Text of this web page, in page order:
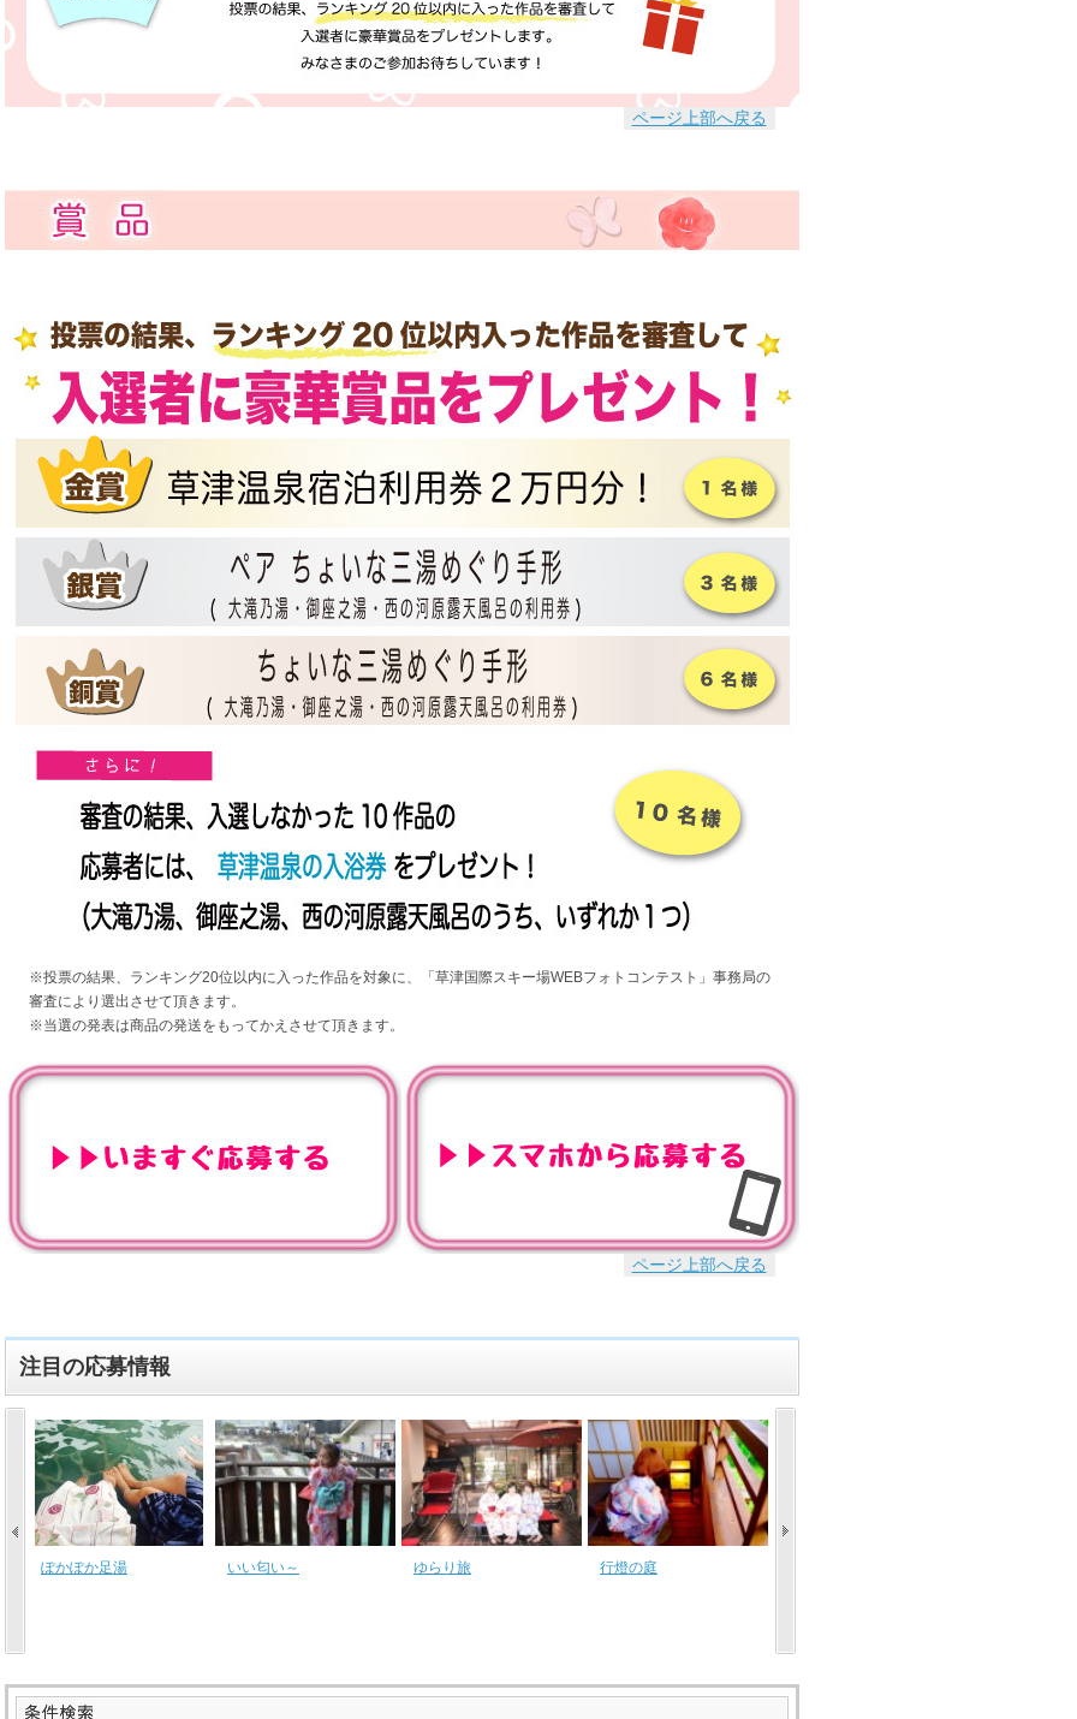
ページ上部へ戻る
※投票の結果、ランキング20位以内に入った作品を対象に、「草津国際スキー場WEBフォトコンテスト」事務局の
審査により選出させて頂きます。
※当選の発表は商品の発送をもってかえさせて頂きます。
ページ上部へ戻る
注目の応募情報
ぽかぽか足湯 いい匂い～ ゆらり旅 行燈の庭